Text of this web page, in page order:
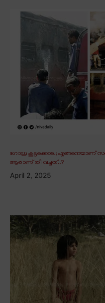
ഗോധ്ര കൂട്ടക്കൊല; എങ്ങനെയാണ്
ആരാണ് തീ വച്ചത്..?
April 2, 2025